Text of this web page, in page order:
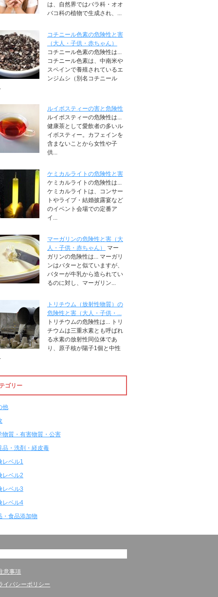
は、自然界ではバラ科・オオ
バコ科の植物で生成され、...
コチニール色素の危険性と害
（大人・子供・赤ちゃん）
コチニール色素の危険性は...
コチニール色素は、中南米や
スペインで養殖されているエ
ンジムシ（別名コチニール
ルイボスティーの害と危険性
ルイボスティーの危険性は...
健康茶として愛飲者の多いル
イボスティー。カフェインを
含まないことから女性や子
供...
ケミカルライトの危険性と害
ケミカルライトの危険性は...
ケミカルライトは、コンサー
トやライブ・結婚披露宴など
のイベント会場での定番ア
イ...
マーガリンの危険性と害（大
人・子供・赤ちゃん）
マー
ガリンの危険性は... マーガリ
ンはバターと似ていますが、
バターが牛乳から造られてい
るのに対し、マーガリン...
トリチウム（放射性物質）の
危険性と害（大人・子供・...
トリチウムの危険性は... トリ
チウムは三重水素とも呼ばれ
る水素の放射性同位体であ
り、原子核が陽子1個と中性
ゴリー
他
物質・有害物質・公害
品・洗剤・経皮毒
レベル1
レベル2
レベル3
レベル4
・食品添加物
意事項
イバシーポリシー